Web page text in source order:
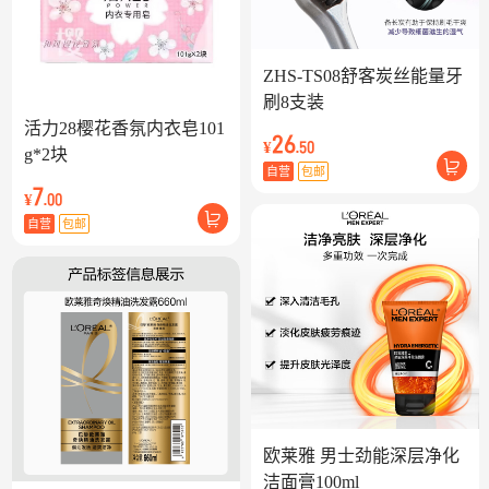
活力28樱花香氛内衣皂101
g*2块
¥7.00
自营 包邮
ZHS-TS08舒客炭丝能量牙
刷8支装
¥26.50
自营 包邮
欧莱雅 男士劲能深层净化
洁面膏100ml